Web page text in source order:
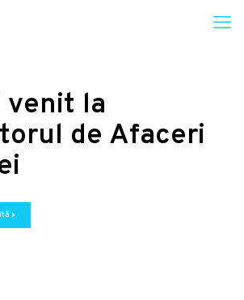
venit la
de Afaceri
chevron_right